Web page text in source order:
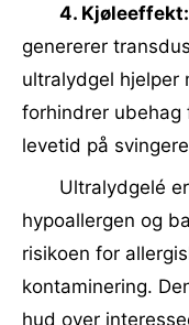
4. Kjøleeffekt:
genererer
ultralydgel hjelper
forhindrer ubehag
levetid på
Ultralydgelé
hypoallergen og
risikoen for
kontaminering.
hud over